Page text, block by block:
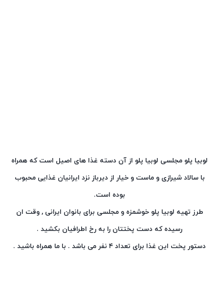
لوبیا پلو مجلسی لوبیا پلو از آن دسته غذا های اصیل است که همراه
با سالاد شیرازی و ماست و خیار از دیرباز نزد ایرانیان غذایی محبوب
بوده است.
طرز تهیه لوبیا پلو خوشمزه و مجلسی برای بانوان ایرانی , وقت ان
رسیده که دست پختتان را به رخ اطرافیان بکشید .
دستور پخت این غذا برای تعداد ۴ نفر می باشد . با ما همراه باشید .